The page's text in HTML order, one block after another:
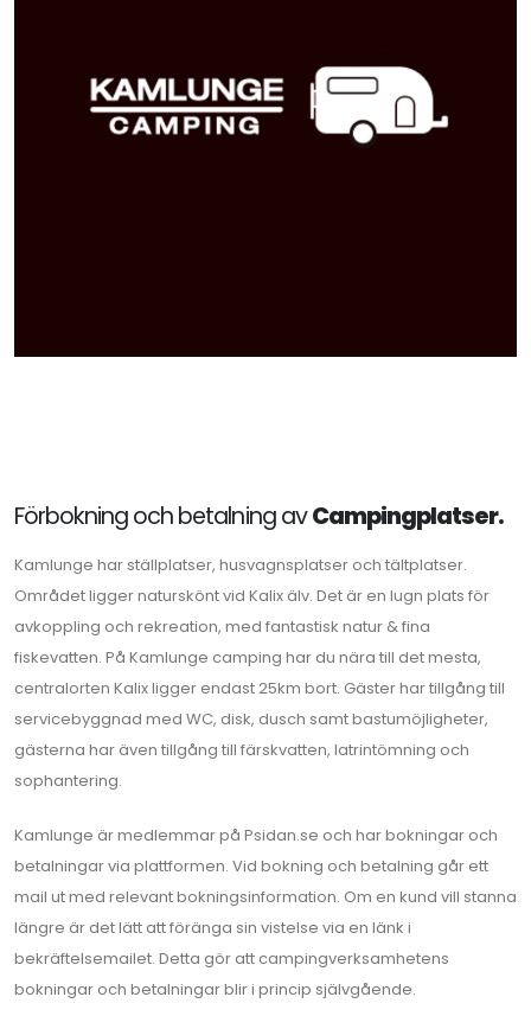
Förbokning och betalning avCampingplatser.
Kamlunge har ställplatser, husvagnsplatser och tältplatser.
Området ligger naturskönt vid Kalix älv. Det är en lugn plats för
avkoppling och rekreation, med fantastisk natur & fina
fiskevatten. På Kamlunge camping har du nära till det mesta,
centralorten Kalix ligger endast 25km bort. Gäster har tillgång till
servicebyggnad med WC, disk, dusch samt bastumöjligheter,
gästerna har även tillgång till färskvatten, latrintömning och
sophantering.
Kamlunge är medlemmar på Psidan.se och har bokningar och
betalningar via plattformen. Vid bokning och betalning går ett
mail ut med relevant bokningsinformation. Om en kund vill stanna
längre är det lätt att föränga sin vistelse via en länk i
bekräftelsemailet. Detta gör att campingverksamhetens
bokningar och betalningar blir i princip självgående.